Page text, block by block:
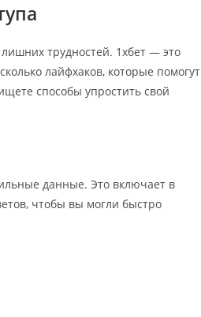
трудностей. 1хбет — это
лайфхаков, которые помогут
способы упростить свой
данные. Это включает в
чтобы вы могли быстро